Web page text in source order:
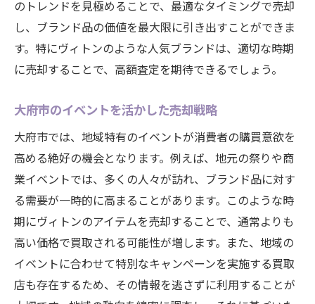
のトレンドを見極めることで、最適なタイミングで売却
し、ブランド品の価値を最大限に引き出すことができま
す。特にヴィトンのような人気ブランドは、適切な時期
に売却することで、高額査定を期待できるでしょう。
大府市のイベントを活かした売却戦略
大府市では、地域特有のイベントが消費者の購買意欲を
高める絶好の機会となります。例えば、地元の祭りや商
業イベントでは、多くの人々が訪れ、ブランド品に対す
る需要が一時的に高まることがあります。このような時
期にヴィトンのアイテムを売却することで、通常よりも
高い価格で買取される可能性が増します。また、地域の
イベントに合わせて特別なキャンペーンを実施する買取
店も存在するため、その情報を逃さずに利用することが